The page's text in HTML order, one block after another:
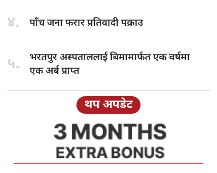
४. पाँच जनाफरार प्रतिवादी पक्राउ
५. भरतपुर अस्पताललाईबिमामार्फत एक वर्षमा
एक अर्ब प्राप्त
थप अपडेट